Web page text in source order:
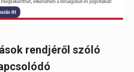
rendjéről szóló